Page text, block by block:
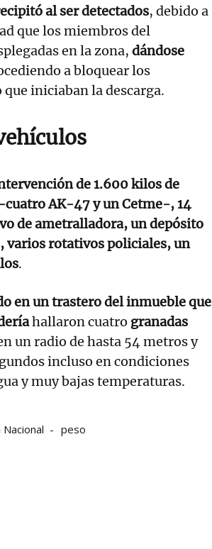
al ser detectados, debido a
que los miembros del
en la zona, dándose
a bloquear los
iniciaban la descarga.
de 1.600 kilos de
AK-47 y un Cetme-, 14
de ametralladora, un depósito
varios rotativos policiales, un
.
en un trastero del inmueble que
hallaron cuatro granadas
un radio de hasta 54 metros y
incluso en condiciones
y muy bajas temperaturas.
Nacional peso